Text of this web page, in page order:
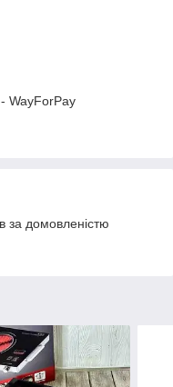
WayForPay
за домовленістю